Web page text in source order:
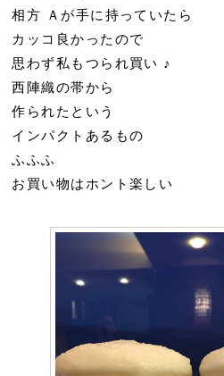
相方 Ａが手に持っていたら
カッコ良かったので
思わず私もつられ買い ♪
西陣織の帯から
作られたという
インパクトあるもの
ふふふ
お買い物はホント楽しい